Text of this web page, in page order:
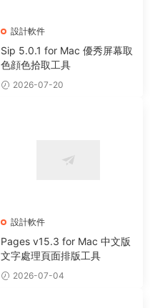
設計軟件
Sip 5.0.1 for Mac 優秀屏幕取
色顔色拾取工具
2026-07-20
設計軟件
Pages v15.3 for Mac 中文版
文字處理頁面排版工具
2026-07-04